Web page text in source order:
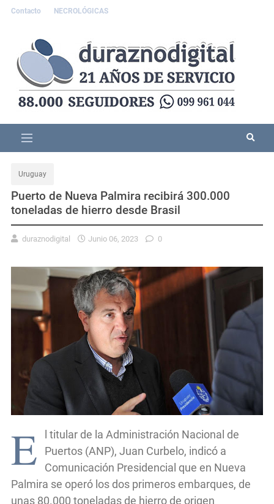
Contacto NECROLÓGICAS
Uruguay
Puerto de Nueva Palmira recibirá 300.000
toneladas de hierro desde Brasil
duraznodigital Junio 06, 2023 0
E
l titular de la Administración Nacional de
Puertos (ANP), Juan Curbelo, indicó a
Comunicación Presidencial que en Nueva
Palmira se operó los dos primeros embarques, de
unas 80.000 toneladas de hierro de origen